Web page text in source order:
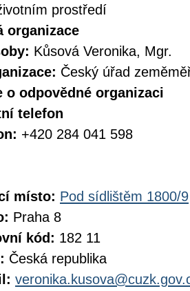
prostředí
organizace
Kůsová Veronika, Mgr.
Český úřad
o odpovědné organizaci
telefon
+420 284 041 598
místo: Pod sídlištěm 1800/9
Praha 8
kód: 182 11
Česká republika